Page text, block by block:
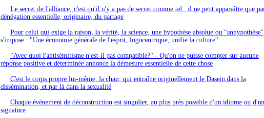
Le secret de l'alliance, c'est qu'il n'y a pas de secret comme tel : il ne peut apparaître que
dénégation essentielle, originaire, du partage
Pour celui qui exige la raison, la vérité, la science, une hypothèse absolue ou "anhypothèse"
s'impose : "Une économie générale de l'esprit, logocentrique, unifie la culture"
"Avec quoi l'antisémitisme n'est-il pas compatible?" - Qu'on ne puisse compter sur aucune
réponse positive et déterminée annonce la démesure essentielle de cette chose
C'est le corps propre lui-même, la chair, qui entraîne originellement le Dasein dans la
dissémination, et par là dans la sexualité
Chaque événement de déconstruction est singulier, au plus près possible d'un idiome ou
signature